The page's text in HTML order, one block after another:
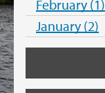
February (1)
January (2)